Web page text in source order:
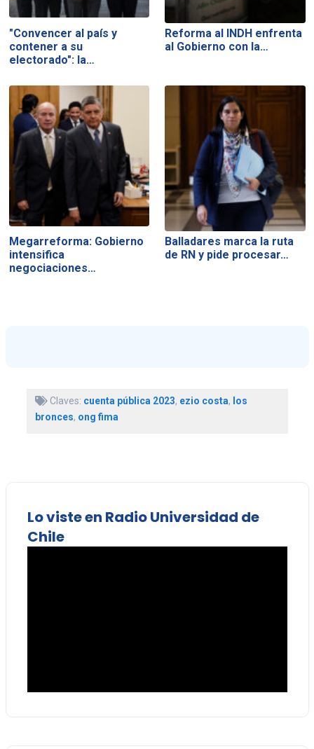
"Convencer al país y
contener a su
electorado": la…
Reforma al INDH enfrenta
al Gobierno con la…
Megarreforma: Gobierno
intensifica
negociaciones…
Balladares marca la ruta
de RN y pide procesar…
Claves: cuenta pública 2023, ezio costa, los
bronces, ong fima
Lo viste en Radio Universidad de
Chile